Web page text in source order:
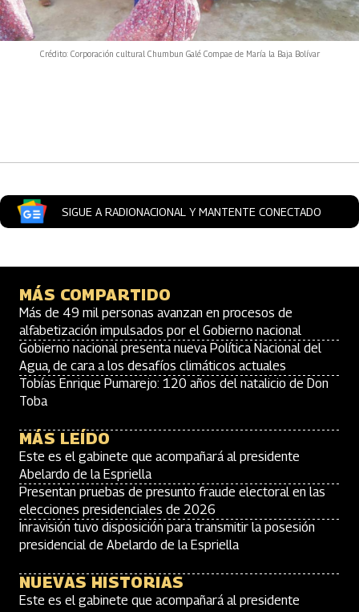
Crédito: Corporación cultural Chumbun Galé Compae de María la Baja Bolívar
SIGUE A RADIONACIONAL Y MANTENTE CONECTADO
MÁS COMPARTIDO
Más de 49 mil personas avanzan en procesos de
alfabetización impulsados por el Gobierno nacional
Gobierno nacional presenta nueva Política Nacional del
Agua, de cara a los desafíos climáticos actuales
Tobías Enrique Pumarejo: 120 años del natalicio de Don
Toba
MÁS LEÍDO
Este es el gabinete que acompañará al presidente
Abelardo de la Espriella
Presentan pruebas de presunto fraude electoral en las
elecciones presidenciales de 2026
Inravisión tuvo disposición para transmitir la posesión
presidencial de Abelardo de la Espriella
NUEVAS HISTORIAS
Este es el gabinete que acompañará al presidente